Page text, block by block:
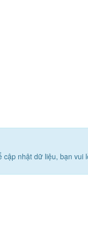
cập nhật dữ liệu, bạn vui